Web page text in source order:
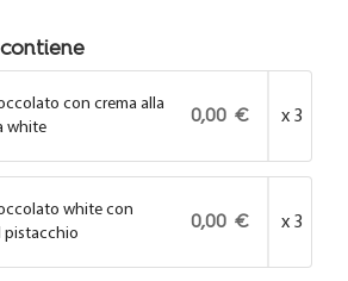
con crema alla
white
0,00 € x 3
white con
pistacchio
0,00 € x 3